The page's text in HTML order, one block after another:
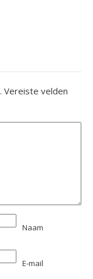
Vereiste velden
Naam
E-mail